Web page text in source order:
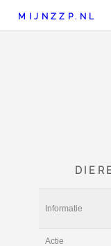
MIJNZZP.NL